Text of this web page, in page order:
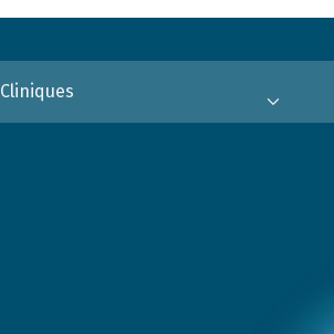
Cliniques